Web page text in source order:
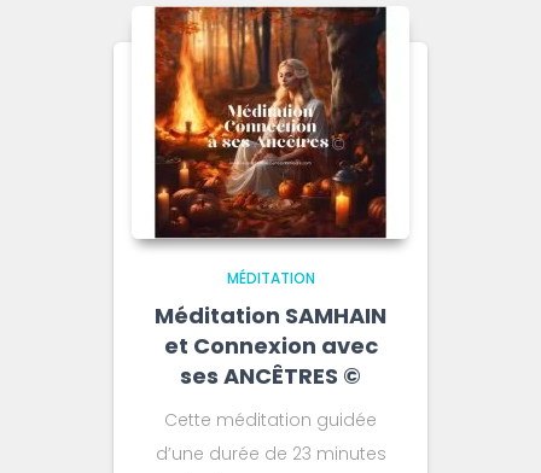
MÉDITATION
Méditation SAMHAIN
et Connexion avec
ses ANCÊTRES ©️
Cette méditation guidée
d’une durée de 23 minutes